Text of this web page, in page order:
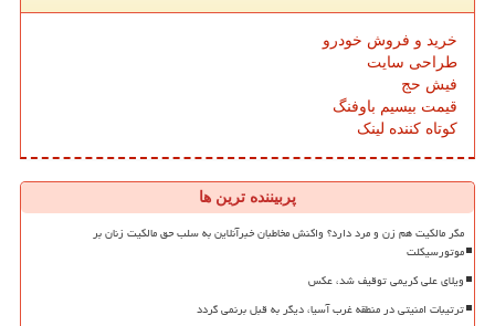
خرید و فروش خودرو
طراحی سایت
فیش حج
قیمت بیسیم باوفنگ
کوتاه کننده لینک
پربیننده ترین ها
مگر مالکیت هم زن و مرد دارد؟ واکنش مخاطبان خبرآنلاین به سلب حق مالکیت زنان بر
موتورسیکلت
ویلای علی کریمی توقیف شد، عکس
ترتیبات امنیتی در منطقه غرب آسیا، دیگر به قبل برنمی گردد